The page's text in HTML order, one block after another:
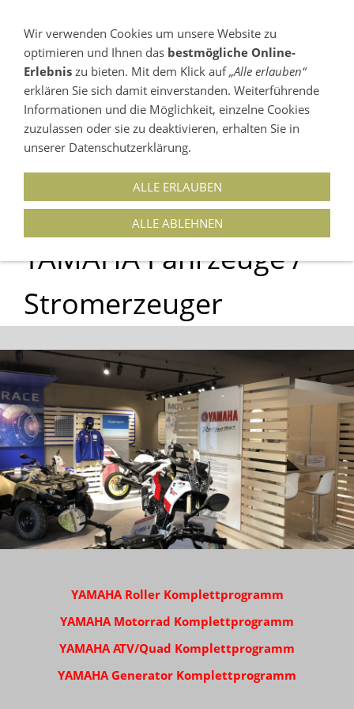
NAVIGATION EINBLENDEN
03546-225525
15907 LÜBBEN (SPREEWALD) OT NEUENDORF /
MÜHLBERGWEG 5
Komplettprogramm -
YAMAHA Fahrzeuge /
Stromerzeuger
YAMAHA Roller Komplettprogramm
YAMAHA Motorrad Komplettprogramm
YAMAHA ATV/Quad Komplettprogramm
YAMAHA Generator Komplettprogramm
Wir verwenden Cookies um unsere Website zu
optimieren und Ihnen das bestmögliche Online-
Erlebnis zu bieten. Mit dem Klick auf„Alle erlauben“
erklären Sie sich damit einverstanden. Weiterführende
Informationen und die Möglichkeit, einzelne Cookies
zuzulassen oder sie zu deaktivieren, erhalten Sie in
unserer Datenschutzerklärung.
ALLE ERLAUBEN
ALLE ABLEHNEN